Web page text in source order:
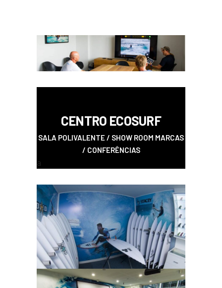
CENTRO ECOSURF
SALA POLIVALENTE / SHOW ROOM MARCAS
/ CONFERÊNCIAS
a